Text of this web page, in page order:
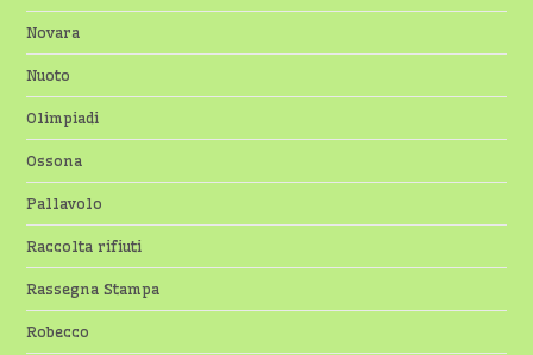
Novara
Nuoto
Olimpiadi
Ossona
Pallavolo
Raccolta rifiuti
Rassegna Stampa
Robecco